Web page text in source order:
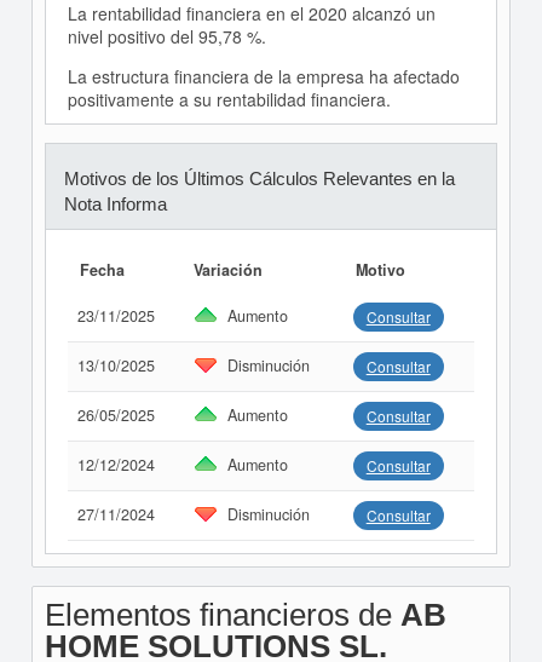
La rentabilidad financiera en el 2020 alcanzó un
nivel positivo del 95,78 %.
La estructura financiera de la empresa ha afectado
positivamente a su rentabilidad financiera.
Motivos de los Últimos Cálculos Relevantes en la
Nota Informa
Fecha Variación Motivo
23/11/2025 Aumento Consultar
13/10/2025 Disminución Consultar
26/05/2025 Aumento Consultar
12/12/2024 Aumento Consultar
27/11/2024 Disminución Consultar
Elementos financieros de AB
HOME SOLUTIONS SL.